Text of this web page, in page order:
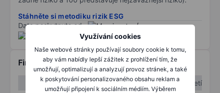
Využívání cookies
Naše webové stránky používají soubory cookie k tomu,
aby vám nabídly lepší zážitek z prohlížení tím, že
umožňují, optimalizují a analyzují provoz stránek, a také
k poskytování personalizovaného obsahu reklam a
umožňují připojení k sociálním médiím. Výběrem
Stáhněte si metodiku rizik ESG
Data poskytnuta od
/
Finanční informace
1. čtvrtletí
2. čtvrtletí